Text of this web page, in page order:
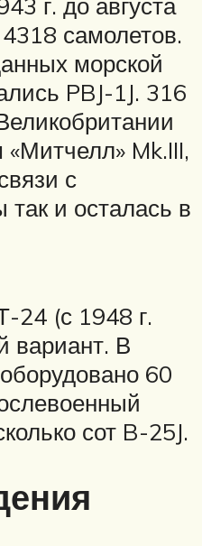
самолетов.
морской
PBJ-1J. 316
Mk.III,
с
и осталась в
24 (с 1948 г.
В
60
сот B-25J.